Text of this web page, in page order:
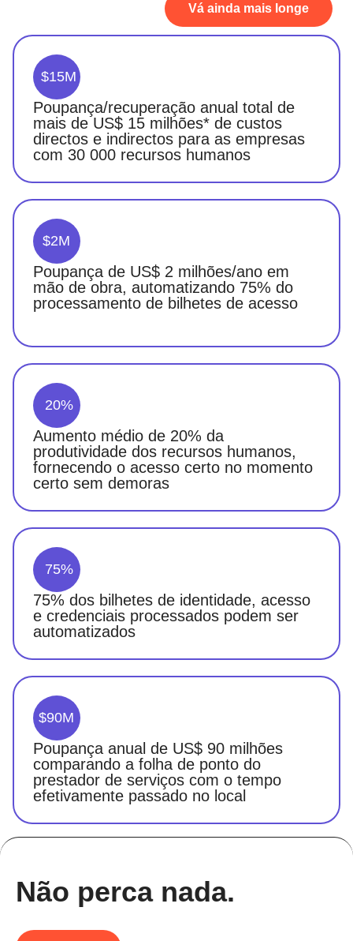
Vá ainda mais longe
$15M
Poupança/recuperação anual total de
mais de US$ 15 milhões* de custos
directos e indirectos para as empresas
com 30 000 recursos humanos
$2M
Poupança de US$ 2 milhões/ano em
mão de obra, automatizando 75% do
processamento de bilhetes de acesso
20%
Aumento médio de 20% da
produtividade dos recursos humanos,
fornecendo o acesso certo no momento
certo sem demoras
75%
75% dos bilhetes de identidade, acesso
e credenciais processados podem ser
automatizados
$90M
Poupança anual de US$ 90 milhões
comparando a folha de ponto do
prestador de serviços com o tempo
efetivamente passado no local
Não perca nada.